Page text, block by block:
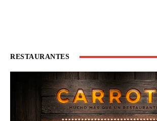
RESTAURANTES